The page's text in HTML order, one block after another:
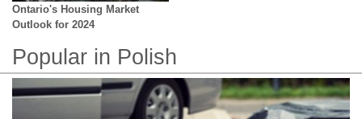
Ontario's Housing Market
Outlook for 2024
Popular in Polish